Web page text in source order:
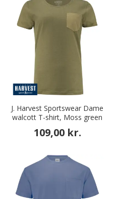
J. Harvest Sportswear Dame
walcott T-shirt, Moss green
109,00 kr.